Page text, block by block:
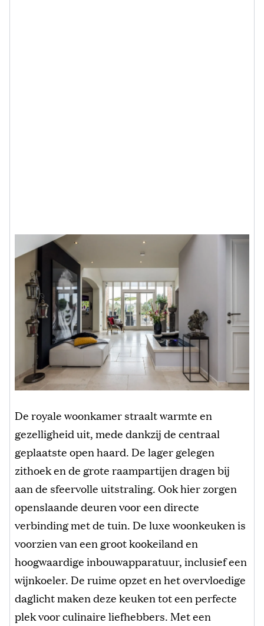
De royale woonkamer straalt warmte en
gezelligheid uit, mede dankzij de centraal
geplaatste open haard. De lager gelegen
zithoek en de grote raampartijen dragen bij
aan de sfeervolle uitstraling. Ook hier zorgen
openslaande deuren voor een directe
verbinding met de tuin. De luxe woonkeuken is
voorzien van een groot kookeiland en
hoogwaardige inbouwapparatuur, inclusief een
wijnkoeler. De ruime opzet en het overvloedige
daglicht maken deze keuken tot een perfecte
plek voor culinaire liefhebbers. Met een